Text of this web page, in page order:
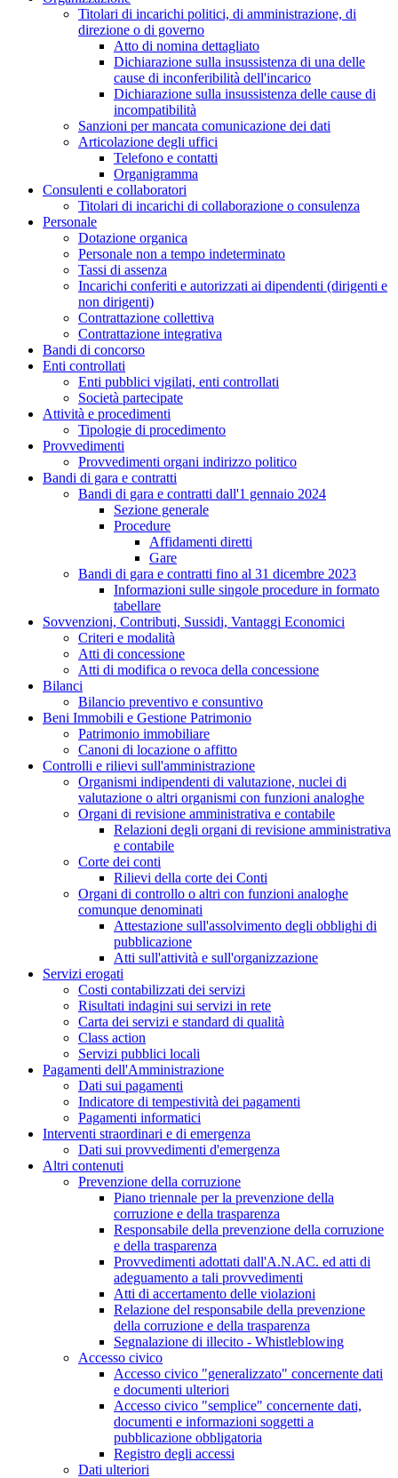
Titolari di incarichi politici, di amministrazione, di
direzione o di governo
Atto di nomina dettagliato
Dichiarazione sulla insussistenza di una delle
cause di inconferibilità dell'incarico
Dichiarazione sulla insussistenza delle cause di
incompatibilità
Sanzioni per mancata comunicazione dei dati
Articolazione degli uffici
Telefono e contatti
Organigramma
Consulenti e collaboratori
Titolari di incarichi di collaborazione o consulenza
Personale
Dotazione organica
Personale non a tempo indeterminato
Tassi di assenza
Incarichi conferiti e autorizzati ai dipendenti (dirigenti e
non dirigenti)
Contrattazione collettiva
Contrattazione integrativa
Bandi di concorso
Enti controllati
Enti pubblici vigilati, enti controllati
Società partecipate
Attività e procedimenti
Tipologie di procedimento
Provvedimenti
Provvedimenti organi indirizzo politico
Bandi di gara e contratti
Bandi di gara e contratti dall'1 gennaio 2024
Sezione generale
Procedure
Affidamenti diretti
Gare
Bandi di gara e contratti fino al 31 dicembre 2023
Informazioni sulle singole procedure in formato
tabellare
Sovvenzioni, Contributi, Sussidi, Vantaggi Economici
Criteri e modalità
Atti di concessione
Atti di modifica o revoca della concessione
Bilanci
Bilancio preventivo e consuntivo
Beni Immobili e Gestione Patrimonio
Patrimonio immobiliare
Canoni di locazione o affitto
Controlli e rilievi sull'amministrazione
Organismi indipendenti di valutazione, nuclei di
valutazione o altri organismi con funzioni analoghe
Organi di revisione amministrativa e contabile
Relazioni degli organi di revisione amministrativa
e contabile
Corte dei conti
Rilievi della corte dei Conti
Organi di controllo o altri con funzioni analoghe
comunque denominati
Attestazione sull'assolvimento degli obblighi di
pubblicazione
Atti sull'attività e sull'organizzazione
Servizi erogati
Costi contabilizzati dei servizi
Risultati indagini sui servizi in rete
Carta dei servizi e standard di qualità
Class action
Servizi pubblici locali
Pagamenti dell'Amministrazione
Dati sui pagamenti
Indicatore di tempestività dei pagamenti
Pagamenti informatici
Interventi straordinari e di emergenza
Dati sui provvedimenti d'emergenza
Altri contenuti
Prevenzione della corruzione
Piano triennale per la prevenzione della
corruzione e della trasparenza
Responsabile della prevenzione della corruzione
e della trasparenza
Provvedimenti adottati dall'A.N.AC. ed atti di
adeguamento a tali provvedimenti
Atti di accertamento delle violazioni
Relazione del responsabile della prevenzione
della corruzione e della trasparenza
Segnalazione di illecito - Whistleblowing
Accesso civico
Accesso civico "generalizzato" concernente dati
e documenti ulteriori
Accesso civico "semplice" concernente dati,
documenti e informazioni soggetti a
pubblicazione obbligatoria
Registro degli accessi
Dati ulteriori